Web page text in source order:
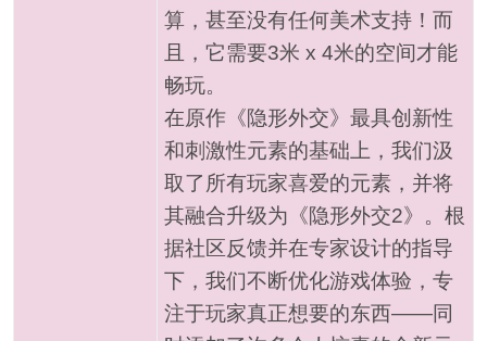
算，甚至没有任何美术支持！而
且，它需要3米 x 4米的空间才能
畅玩。
在原作《隐形外交》最具创新性
和刺激性元素的基础上，我们汲
取了所有玩家喜爱的元素，并将
其融合升级为《隐形外交2》。根
据社区反馈并在专家设计的指导
下，我们不断优化游戏体验，专
注于玩家真正想要的东西——同